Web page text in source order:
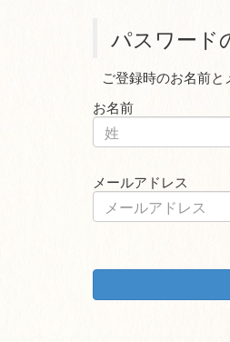
パスワード
ご登録時のお名前と
お名前
メールアドレス